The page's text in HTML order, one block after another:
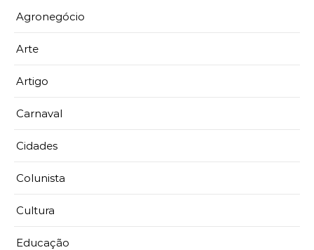
Agronegócio
Arte
Artigo
Carnaval
Cidades
Colunista
Cultura
Educação